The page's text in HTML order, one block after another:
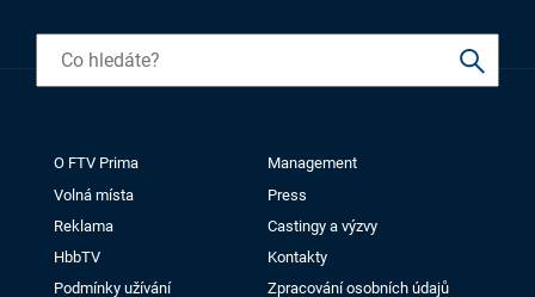
O FTV Prima
Management
Volná místa
Press
Reklama
Castingy a výzvy
HbbTV
Kontakty
Podmínky užívání
Zpracování osobních údajů